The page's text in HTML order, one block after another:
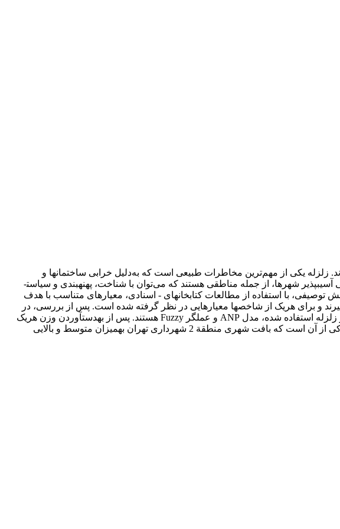
زلزله یکی از مهم‌ترین مخاطرات طبیعی است که به‌دلیل خرابی ساختمان­ها و
زیرساخت­های شهری، خسارات فراوانی را به اموال و دارایی­ها، در نواحی شهری و اطراف آن وارد می‌آورد. از این رو نواحی آسیب­پذیر شهرها، از جمله مناطقی هستند که می‌توان با شناخت، پهنه­بندی و سیاست­
با استفاده از مطالعات کتابخانه­ای - اسنادی، معیارهای متناسب با هدف
و برای هریک از شاخص­ها معیارهایی در نظر گرفته شده است. پس از بررسی، در
مجموع، یازده معیار انتخاب گردید. در بخش تحلیلی، مدل­هایی که در پژوهش حاضر برای تعیین آسیب­پذیری منطقه در برابر زلزله استفاده شده، مدل ANP و عملگر Fuzzy هستند. پس از به­دست­آوردن وزن هریک
از معیارهای تعیین‌شده از طریق مدل ANP، از تکنیک Fuzzy برای تلفیق لایه­های مورد نظر، استفاده شده است. نتایج، حاکی از آن است که بافت شهری منطقة 2 شهرداری تهران به­میزان متوسط و بالایی